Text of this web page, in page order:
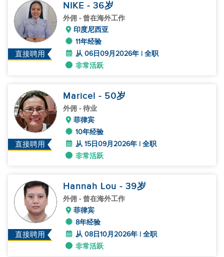
直接聘用
NIKE - 36岁
外佣 - 曾在海外工作
印度尼西亚
11年经验
从 06日09月2026年 | 全职
非常活跃
直接聘用
Maricel - 50岁
外佣 - 待业
菲律宾
10年经验
从 15日09月2026年 | 全职
非常活跃
直接聘用
Hannah Lou - 39岁
外佣 - 曾在海外工作
菲律宾
8年经验
从 08日10月2026年 | 全职
非常活跃